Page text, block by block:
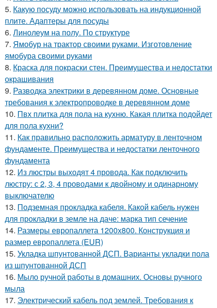
5. Какую посуду можно использовать на индукционной
плите. Адаптеры для посуды
6. Линолеум на полу. По структуре
7. Ямобур на трактор своими руками. Изготовление
ямобура своими руками
8. Краска для покраски стен. Преимущества и недостатки
окрашивания
9. Разводка электрики в деревянном доме. Основные
требования к электропроводке в деревянном доме
10. Пвх плитка для пола на кухню. Какая плитка подойдет
для пола кухни?
11. Как правильно расположить арматуру в ленточном
фундаменте. Преимущества и недостатки ленточного
фундамента
12. Из люстры выходят 4 провода. Как подключить
люстру: с 2, 3, 4 проводами к двойному и одинарному
выключателю
13. Подземная прокладка кабеля. Какой кабель нужен
для прокладки в земле на даче: марка тип сечение
14. Размеры европаллета 1200х800. Конструкция и
размер европаллета (EUR)
15. Укладка шпунтованной ДСП. Варианты укладки пола
из шпунтованной ДСП
16. Мыло ручной работы в домашних. Основы ручного
мыла
17. Электрический кабель под землей. Требования к